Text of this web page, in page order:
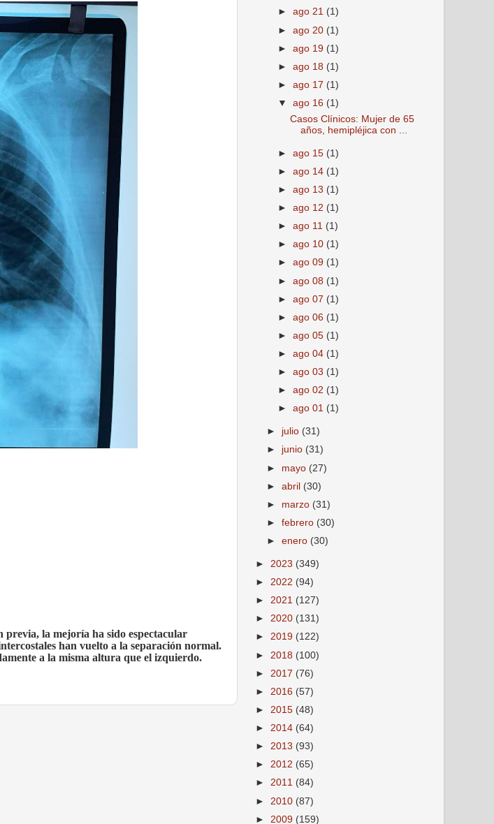
previa, la mejoría ha sido espectacular
han vuelto a la separación normal.
a la misma altura que el izquierdo.
►ago 21 (1)
►ago 20 (1)
►ago 19 (1)
►ago 18 (1)
►ago 17 (1)
▼ago 16 (1)
Casos Clínicos: Mujer de 65
años, hemipléjica con ...
►ago 15 (1)
►ago 14 (1)
►ago 13 (1)
►ago 12 (1)
►ago 11 (1)
►ago 10 (1)
►ago 09 (1)
►ago 08 (1)
►ago 07 (1)
►ago 06 (1)
►ago 05 (1)
►ago 04 (1)
►ago 03 (1)
►ago 02 (1)
►ago 01 (1)
► julio (31)
► junio (31)
► mayo (27)
►abril (30)
► marzo (31)
►febrero (30)
►enero (30)
► 2023 (349)
► 2022 (94)
► 2021 (127)
► 2020 (131)
► 2019 (122)
► 2018 (100)
► 2017 (76)
► 2016 (57)
► 2015 (48)
► 2014 (64)
► 2013 (93)
► 2012 (65)
► 2011 (84)
► 2010 (87)
► 2009 (159)